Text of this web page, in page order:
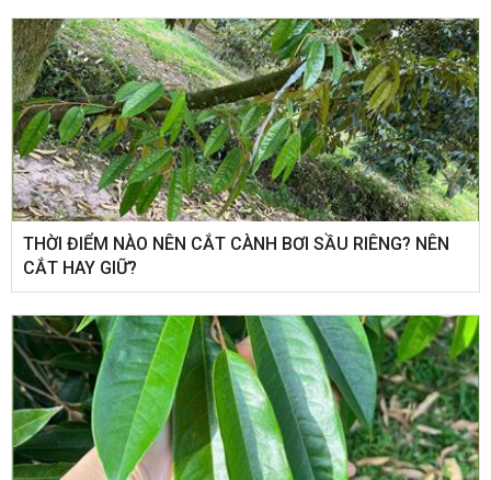
THỜI ĐIỂM NÀO NÊN CẮT CÀNH BƠI SẦU RIÊNG? NÊN
CẮT HAY GIỮ?